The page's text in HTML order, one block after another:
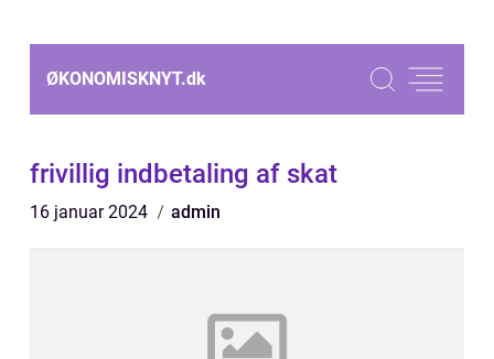
ØKONOMISKNYT.dk
frivillig indbetaling af skat
16 januar 2024 admin